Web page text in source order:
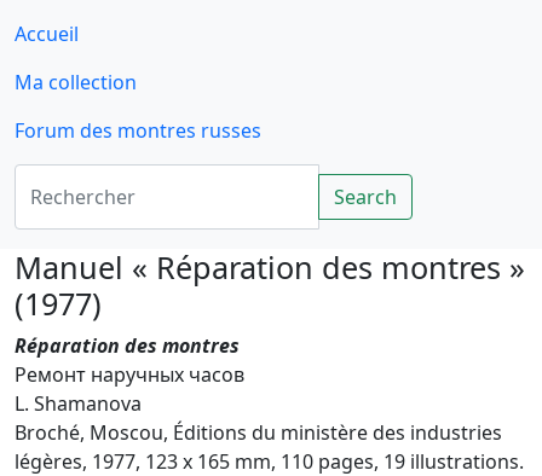
Accueil
Ma collection
Forum des montres russes
Rechercher
Search
Manuel « Réparation des montres »
(1977)
Réparation des montres
Ремонт наручных часов
L. Shamanova
Broché, Moscou, Éditions du ministère des industries
légères, 1977, 123 x 165 mm, 110 pages, 19 illustrations.